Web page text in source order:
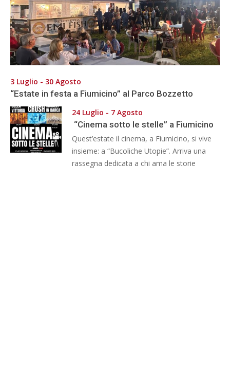
3 Luglio - 30 Agosto
“Estate in festa a Fiumicino” al Parco Bozzetto
24 Luglio - 7 Agosto
“Cinema sotto le stelle” a Fiumicino
Quest’estate il cinema, a Fiumicino, si vive
insieme: a “Bucoliche Utopie”. Arriva una
rassegna dedicata a chi ama le storie